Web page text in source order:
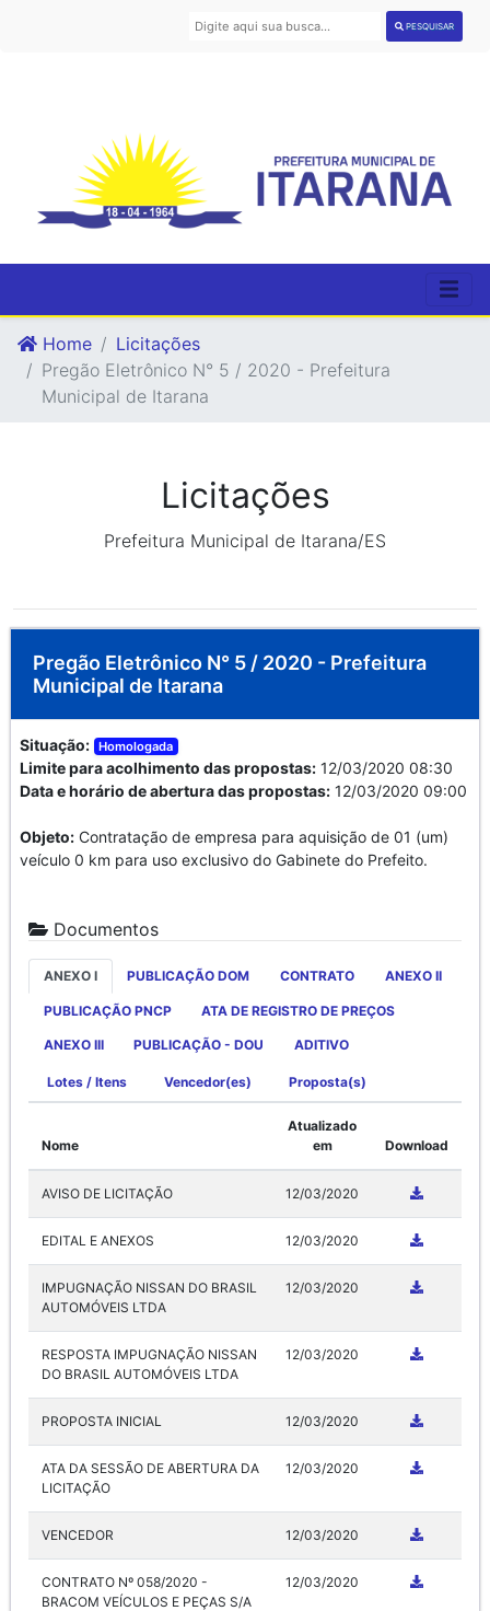
PESQUISAR
Home
Licitações
Pregão Eletrônico N° 5 / 2020 - Prefeitura
Municipal de Itarana
Licitações
Prefeitura Municipal de Itarana/ES
Pregão Eletrônico N° 5 / 2020 - Prefeitura
Municipal de Itarana
Situação: Homologada
Limite para acolhimento das propostas: 12/03/2020 08:30
Data e horário de abertura das propostas: 12/03/2020 09:00
Objeto: Contratação de empresa para aquisição de 01 (um)
veículo 0 km para uso exclusivo do Gabinete do Prefeito.
Documentos
ANEXO I PUBLICAÇÃO DOM CONTRATO ANEXO II
PUBLICAÇÃO PNCP ATA DE REGISTRO DE PREÇOS
ANEXO III PUBLICAÇÃO - DOU ADITIVO
Lotes / Itens Vencedor(es) Proposta(s)
Nome
Atualizado
em
Download
AVISO DE LICITAÇÃO 12/03/2020
EDITAL E ANEXOS 12/03/2020
IMPUGNAÇÃO NISSAN DO BRASIL
AUTOMÓVEIS LTDA
12/03/2020
RESPOSTA IMPUGNAÇÃO NISSAN
DO BRASIL AUTOMÓVEIS LTDA
12/03/2020
PROPOSTA INICIAL 12/03/2020
ATA DA SESSÃO DE ABERTURA DA
LICITAÇÃO
12/03/2020
VENCEDOR 12/03/2020
CONTRATO Nº 058/2020 -
BRACOM VEÍCULOS E PEÇAS S/A
12/03/2020